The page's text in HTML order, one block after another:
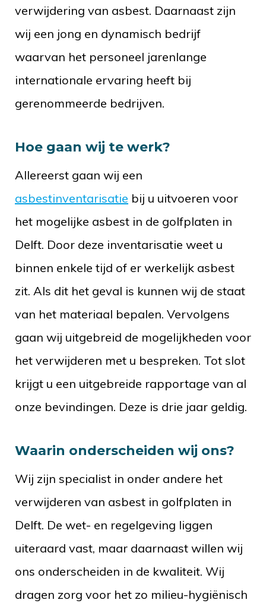
verwijdering van asbest. Daarnaast zijn
wij een jong en dynamisch bedrijf
waarvan het personeel jarenlange
internationale ervaring heeft bij
gerenommeerde bedrijven.
Hoe gaan wij te werk?
Allereerst gaan wij een
asbestinventarisatie bij u uitvoeren voor
het mogelijke asbest in de golfplaten in
Delft. Door deze inventarisatie weet u
binnen enkele tijd of er werkelijk asbest
zit. Als dit het geval is kunnen wij de staat
van het materiaal bepalen. Vervolgens
gaan wij uitgebreid de mogelijkheden voor
het verwijderen met u bespreken. Tot slot
krijgt u een uitgebreide rapportage van al
onze bevindingen. Deze is drie jaar geldig.
Waarin onderscheiden wij ons?
Wij zijn specialist in onder andere het
verwijderen van asbest in golfplaten in
Delft. De wet- en regelgeving liggen
uiteraard vast, maar daarnaast willen wij
ons onderscheiden in de kwaliteit. Wij
dragen zorg voor het zo milieu-hygiënisch